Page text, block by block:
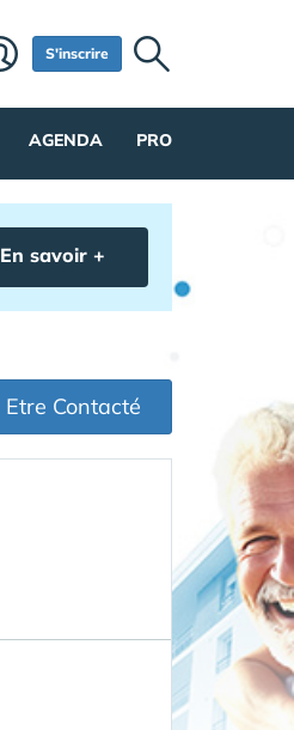
S'inscrire
AGENDA PRO
En savoir +
Etre Contacté